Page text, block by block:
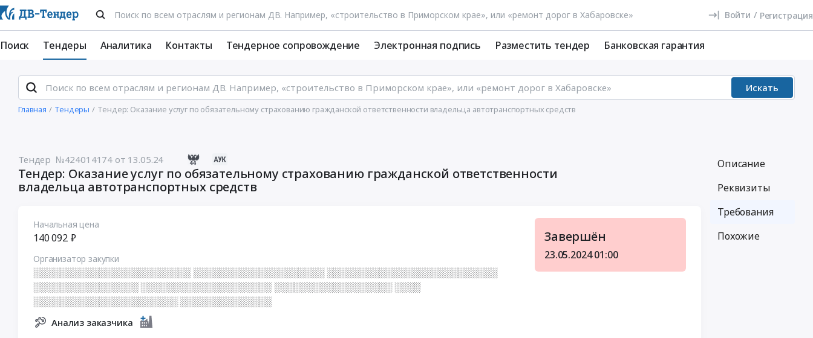
Войти / Регистрация
Поиск Тендеры Аналитика Контакты Тендерное сопровождение Электронная подпись Разместить тендер Банковская гарантия
Искать
Главная Тендеры Тендер: Оказание услуг по обязательному страхованию гражданской ответственности владельца автотранспортных средств
Тендер №424014174 от 13.05.24
Тендер: Оказание услуг по обязательному страхованию гражданской ответственности
владельца автотранспортных средств
Начальная цена
140 092 ₽
Организатор закупки
░░░░░░░░░░░░░░░░░░░░░░░░ ░░░░░░░░░░░░░░░░░░░░ ░░░░░░░░░░░░░░░░░░░░░░░░░░
░░░░░░░░░░░░░░░░ ░░░░░░░░░░░░░░░░░░░░ ░░░░░░░░░░░░░░░░░░ ░░░░
░░░░░░░░░░░░░░░░░░░░░░ ░░░░░░░░░░░░░░
Анализ заказчика
Завершён
23.05.2024 01:00
Описание
Реквизиты
Требования
Похожие